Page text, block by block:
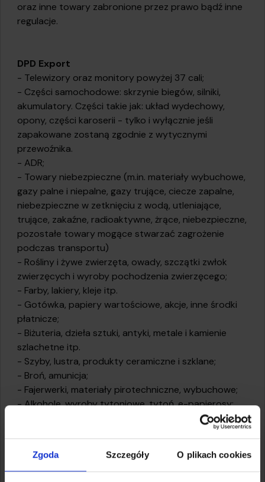
Zgoda Szczegóły O plikach cookies
oraz inne towary zabronione przez prawo bądź inne
regulacje.
DPD Export
- Telewizory oraz monitory powyżej 37 cali;
- Części samochodowe: skrzynie biegów, silniki,
akumulatory. Części takie jak: układ wydechowy,
opony, części karoserii - tylko i wyłącznie jeśli
zapakowane zostaną zgodnie z wytycznymi
przewoźnika.
- ADR;
- Towary niebezpieczne (m.in. materiały wybuchowe,
gazy palne i niepalne, gazy trujące, ciecze zapalne,
niebezpieczne w zetknięciu z wodą, utleniające,
trujące, zakaźne, radioaktywne, żrące, niebezpieczne,
pozostałe towary mogące stwarzać zagrożenie
podczas transportu)
- Rośliny i żywe zwierzęta, owady, szczątki zwłok
zwierzęcych i wyroby pochodzenia zwierzęcego;
- Farby, lakiery, kleje itp.
- Gotówka, papiery wartościowe, akcje, inne środki
płatnicze;
- Biżuteria, dzieła sztuki, antyki, metale i kamienie
szlachetne itp.
- Szyby, lustra, produkty ceramiczne i szklane;
- Broń, amunicja;
- Fajerwerki, materiały pirotechniczne, wybuchowe;
- Alkohole, wyroby tytoniowe, tytoń, e-papierosy;
- Produkty lecznicze w rozumieniu ustawy Prawa
farmaceutycznego, komponenty do produkcji